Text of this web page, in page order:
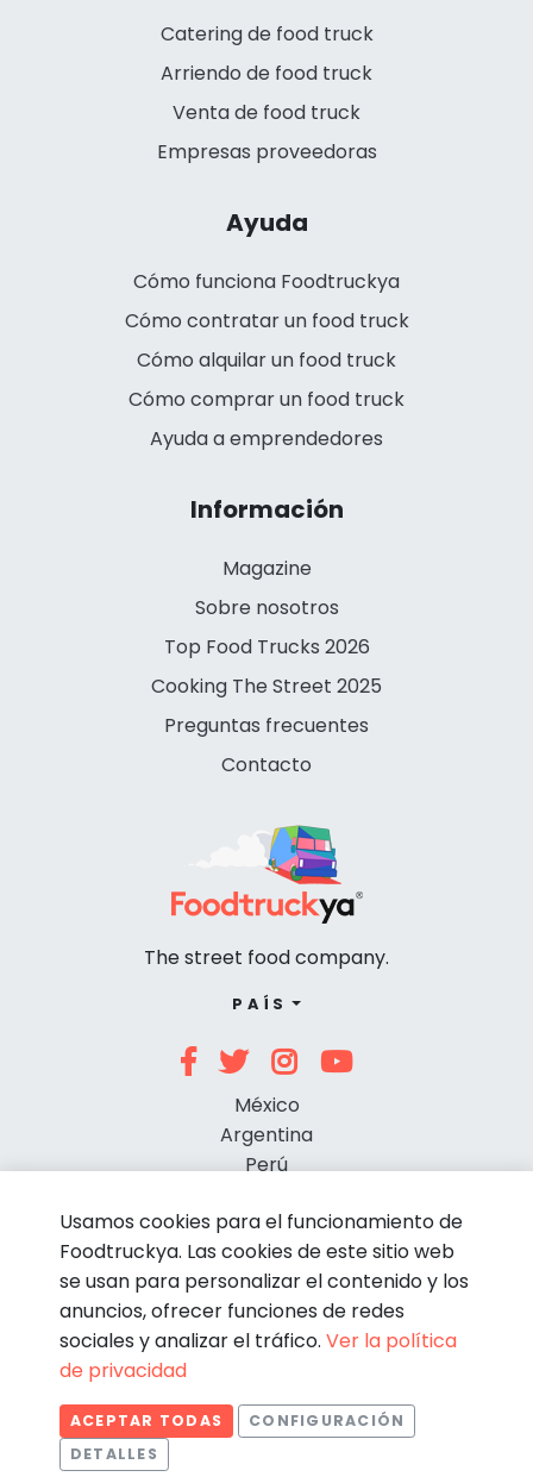
Catering de food truck
Arriendo de food truck
Venta de food truck
Empresas proveedoras
Ayuda
Cómo funciona Foodtruckya
Cómo contratar un food truck
Cómo alquilar un food truck
Cómo comprar un food truck
Ayuda a emprendedores
Información
Magazine
Sobre nosotros
Top Food Trucks 2026
Cooking The Street 2025
Preguntas frecuentes
Contacto
The street food company.
PAÍS
México
Argentina
Perú
© Foodtruckya 2026
Condiciones de contratación Política de privacidad
Aviso legal
Usamos cookies para el funcionamiento de
Foodtruckya. Las cookies de este sitio web
se usan para personalizar el contenido y los
anuncios, ofrecer funciones de redes
sociales y analizar el tráfico. Ver la política
de privacidad
ACEPTAR TODAS
CONFIGURACIÓN
DETALLES